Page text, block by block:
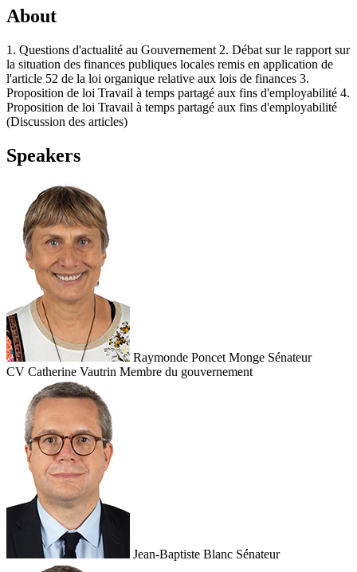
About
1. Questions d'actualité au Gouvernement 2. Débat sur le rapport sur
la situation des finances publiques locales remis en application de
l'article 52 de la loi organique relative aux lois de finances 3.
Proposition de loi Travail à temps partagé aux fins d'employabilité 4.
Proposition de loi Travail à temps partagé aux fins d'employabilité
(Discussion des articles)
Speakers
Raymonde Poncet Monge Sénateur
CV Catherine Vautrin Membre du gouvernement
Jean-Baptiste Blanc Sénateur